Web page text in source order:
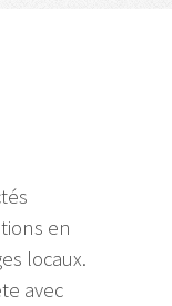
en
locaux.
avec